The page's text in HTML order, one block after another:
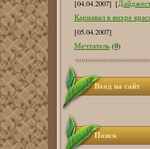
[04.04.2007] [
Карнавал в вихре
[05.04.2007]
Мечтатель (0)
Вход на сайт
Поиск